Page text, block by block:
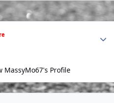
MassyMo67's Profile